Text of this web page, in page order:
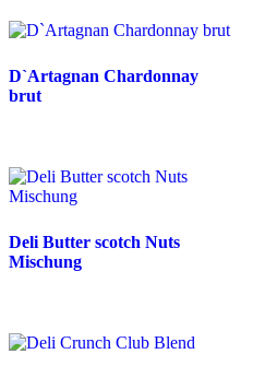
D`Artagnan Chardonnay
brut
Deli Butter scotch Nuts
Mischung